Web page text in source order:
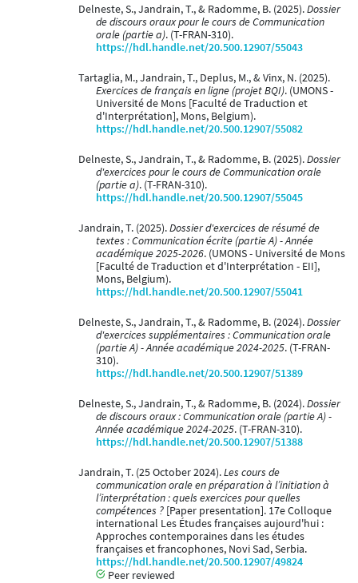
Delneste, S., Jandrain, T., & Radomme, B. (2025).Dossier
de discours oraux pour le cours de Communication
orale (partie a). (T-FRAN-310).
https://hdl.handle.net/20.500.12907/55043
Tartaglia, M., Jandrain, T., Deplus, M., & Vinx, N. (2025).
Exercices de français en ligne (projet BQI). (UMONS -
Université de Mons [Faculté de Traduction et
d'Interprétation], Mons, Belgium).
https://hdl.handle.net/20.500.12907/55082
Delneste, S., Jandrain, T., & Radomme, B. (2025).Dossier
d'exercices pour le cours de Communication orale
(partie a). (T-FRAN-310).
https://hdl.handle.net/20.500.12907/55045
Jandrain, T. (2025).Dossier d'exercices de résumé de
textes : Communication écrite (partie A) - Année
académique 2025-2026. (UMONS - Université de Mons
[Faculté de Traduction et d'Interprétation - EII],
Mons, Belgium).
https://hdl.handle.net/20.500.12907/55041
Delneste, S., Jandrain, T., & Radomme, B. (2024).Dossier
d'exercices supplémentaires : Communication orale
(partie A) - Année académique 2024-2025. (T-FRAN-
310).
https://hdl.handle.net/20.500.12907/51389
Delneste, S., Jandrain, T., & Radomme, B. (2024).Dossier
de discours oraux : Communication orale (partie A) -
Année académique 2024-2025. (T-FRAN-310).
https://hdl.handle.net/20.500.12907/51388
Jandrain, T. (25 October 2024).Les cours de
communication orale en préparation à l’initiation à
l’interprétation : quels exercices pour quelles
compétences ? [Paper presentation]. 17e Colloque
international Les Études françaises aujourd'hui :
Approches contemporaines dans les études
françaises et francophones, Novi Sad, Serbia.
https://hdl.handle.net/20.500.12907/49824
Peer reviewed